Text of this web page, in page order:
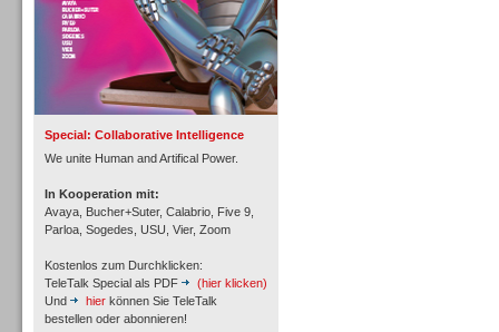
Special: Collaborative Intelligence
We unite Human and Artifical Power.
In Kooperation mit:
Avaya, Bucher+Suter, Calabrio, Five 9,
Parloa, Sogedes, USU, Vier, Zoom
Kostenlos zum Durchklicken:
TeleTalk Special als PDF
(hier klicken)
Und
hier können Sie TeleTalk
bestellen oder abonnieren!
Inbound